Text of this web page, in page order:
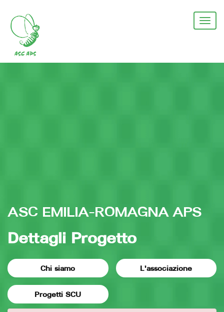
contenuto
principale
ASC EMILIA-ROMAGNA APS
Dettagli Progetto
Chi siamo L'associazione
Progetti SCU